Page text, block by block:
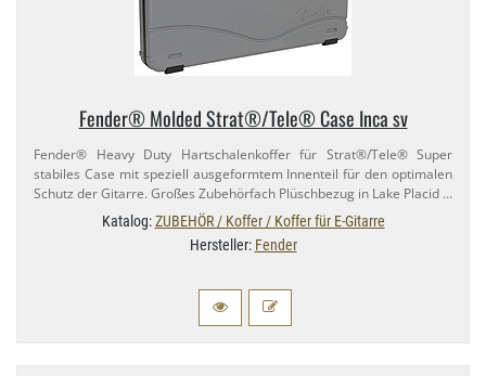
Fender® Molded Strat®/​Tele® Case Inca sv
Fender® Heavy Duty Hartschalenkoffer für Strat®/​Tele® Super
stabiles Case mit speziell ausgeformtem Innenteil für den optimalen
Schutz der Gitarre. Großes Zubehörfach Plüschbezug in Lake Placid …
Katalog:ZUBEHÖR / Koffer / Koffer für E-Gitarre
Hersteller: Fender